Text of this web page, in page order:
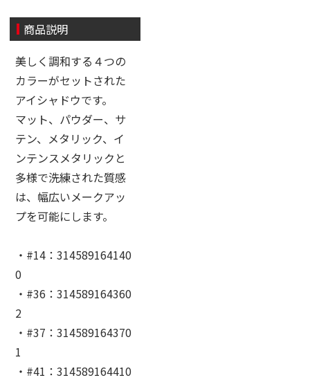
商品説明
美しく調和する４つの
カラーがセットされた
アイシャドウです。
マット、パウダー、サ
テン、メタリック、イ
ンテンスメタリックと
多様で洗練された質感
は、幅広いメークアッ
プを可能にします。
・#14：314589164140
0
・#36：314589164360
2
・#37：314589164370
1
・#41：314589164410